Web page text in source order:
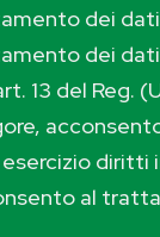
dei
dei
13 del Reg.
diritti
al